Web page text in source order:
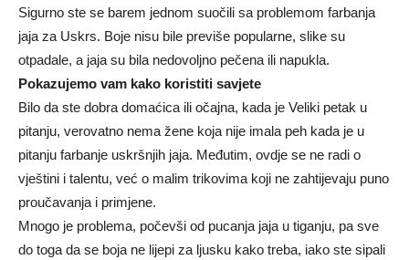
Sigurno ste se barem jednom suočili sa problemom farbanja
jaja za Uskrs. Boje nisu bile previše popularne, slike su
otpadale, a jaja su bila nedovoljno pečena ili napukla.
Pokazujemo vam kako koristiti savjete
Bilo da ste dobra domaćica ili očajna, kada je Veliki petak u
pitanju, verovatno nema žene koja nije imala peh kada je u
pitanju farbanje uskršnjih jaja. Međutim, ovdje se ne radi o
vještini i talentu, već o malim trikovima koji ne zahtijevaju puno
proučavanja i primjene.
Mnogo je problema, počevši od pucanja jaja u tiganju, pa sve
do toga da se boja ne lijepi za ljusku kako treba, iako ste sipali